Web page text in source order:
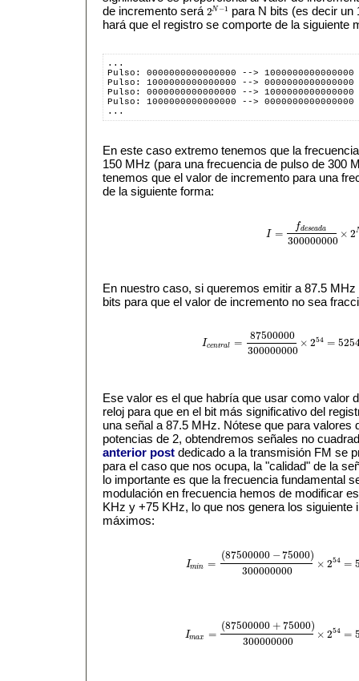
de incremento será2N−1
2N 1 para N bits (es decir un
hará que el registro se comporte de la siguiente
...
Pulso: 0000000000000000 --> 1000000000000000
Pulso: 1000000000000000 --> 0000000000000000
Pulso: 0000000000000000 --> 1000000000000000
Pulso: 1000000000000000 --> 0000000000000000
...
En este caso extremo tenemos que la
150 MHz (para una frecuencia de pulso de 300
tenemos que el valor de incremento para una
de la siguiente forma:
I =
fdeseada
300000000
× 2
I= de seada300000000×
En nuestro caso, si queremos emitir a 87.5
bits para que el valor de incremento no sea
Icentral =
87500000
300000000
× 254 =
Icentra l=87500000300000000× 254=
Ese valor es el que habría que usar como valor
reloj para que en el bit más significativo del
una señal a 87.5 MHz. Nótese que para valores
potencias de 2, obtendremos señales no
anterior postdedicado a la transmisión FM se
para el caso que nos ocupa, la "calidad" de la
lo importante es que la frecuencia fundamental
modulación en frecuencia hemos de modificar
KHz y +75 KHz, lo que nos genera los
máximos:
Imin =
(87500000 −75000)
300000000
× 254 =
Im n= 87500000−75000)300000000×2 54 =
Imax =
(87500000 +75000)
300000000
× 254 =
Im x= (87500000+75000)300000000×2 54 =